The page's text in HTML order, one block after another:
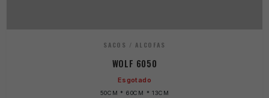
SACOS / ALCOFAS
WOLF 6050
Esgotado
50CM * 60CM * 13CM